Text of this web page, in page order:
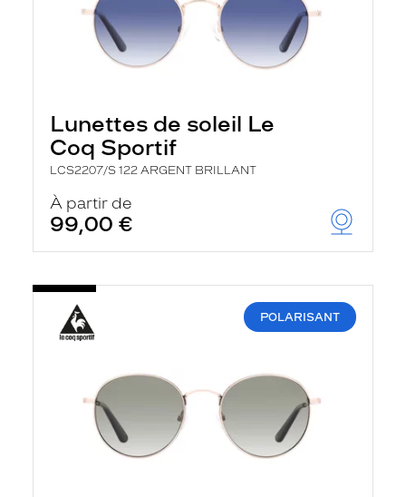
Lunettes de soleil Le
Coq Sportif
LCS2207/S 122 ARGENT BRILLANT
À partir de
99,00 €
POLARISANT